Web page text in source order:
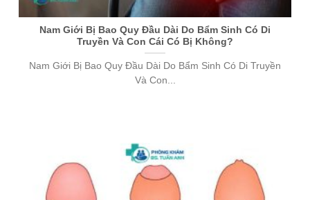
Nam Giới Bị Bao Quy Đầu Dài Do Bẩm Sinh Có Di
Truyền Và Con Cái Có Bị Không?
Nam Giới Bị Bao Quy Đầu Dài Do Bẩm Sinh Có Di Truyền
Và Con...